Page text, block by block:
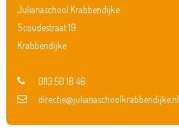
Julianaschool Krabbendijke
Scoudestraat 19
Krabbendijke
0113 50 18 46
directie@julianaschoolkrabbendijke.nl